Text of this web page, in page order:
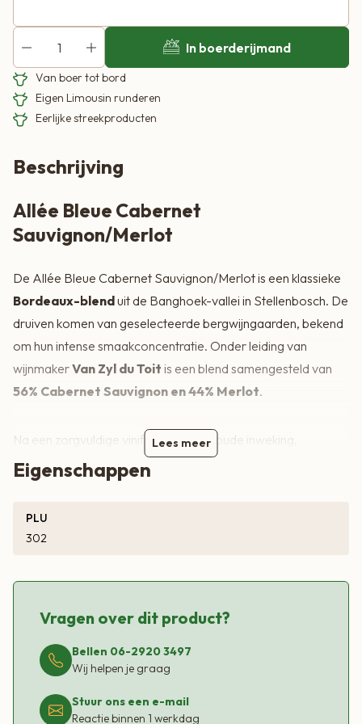
In boerderijmand
Van boer tot bord
Eigen Limousin runderen
Eerlijke streekproducten
Beschrijving
Allée Bleue Cabernet
Sauvignon/Merlot
De Allée Bleue Cabernet Sauvignon/Merlot is een klassieke
Bordeaux-blenduit de Banghoek-vallei in Stellenbosch. De
druiven komen van geselecteerde bergwijngaarden, bekend
om hun intense smaakconcentratie. Onder leiding van
wijnmakerVan Zyl du Toit is een blend samengesteld van
56% Cabernet Sauvignon en 44% Merlot.
Na een zorgvuldige vinificatie – met koude inweking,
afzonderlijke vergisting en traditionele overpompen en
punch-downs – onderging de wijn malolactische gisting en
40% tweede vulling.
Proefnotities
Kleur:Diep robijnrood.
Geur:Intense aroma’s van fynbos, munt en bosbessen,
aangevuld met tonen van kaneel, potloodslijpsel en pure
Smaak:Vol en krachtig, met rijpe kersen en een kruidige
Lees meer
Eigenschappen
PLU
302
Vragen over dit product?
Bellen 06-2920 3497
Wij helpen je graag
Stuur ons een e-mail
Reactie binnen 1 werkdag